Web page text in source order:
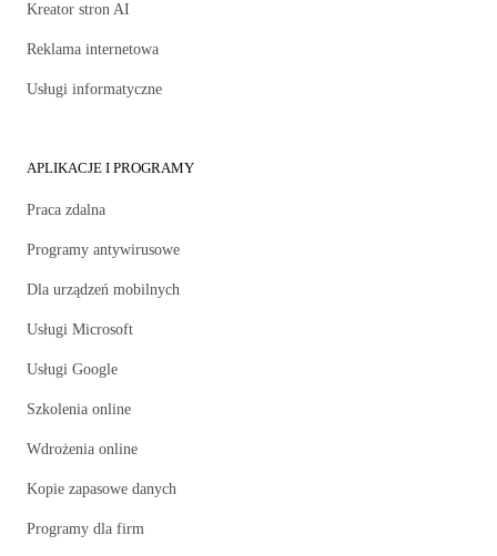
Kreator stron AI
Reklama internetowa
Usługi informatyczne
APLIKACJE I PROGRAMY
Praca zdalna
Programy antywirusowe
Dla urządzeń mobilnych
Usługi Microsoft
Usługi Google
Szkolenia online
Wdrożenia online
Kopie zapasowe danych
Programy dla firm